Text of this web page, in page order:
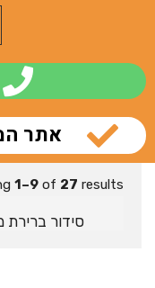
אתר
1–9 of 27 results
סידור ברירת